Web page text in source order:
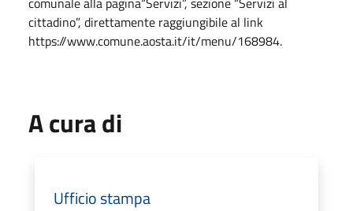
cittadino”, direttamente raggiungibile al link
https://www.comune.aosta.it/it/menu/168984.
A cura di
Ufficio stampa